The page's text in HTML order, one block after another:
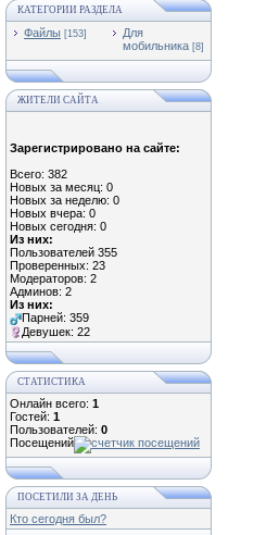
КАТЕГОРИИ РАЗДЕЛА
Файлы [153]
Для
мобильника [8]
ЖИТЕЛИ САЙТА
Зарегистрировано на сайте:
Всего: 382
Новых за месяц: 0
Новых за неделю: 0
Новых вчера: 0
Новых сегодня: 0
Из них:
Пользователей 355
Проверенных: 23
Модераторов: 2
Админов: 2
Из них:
Парней: 359
Девушек: 22
СТАТИСТИКА
Онлайн всего: 1
Гостей: 1
Пользователей: 0
Посещений
ПОСЕТИЛИ ЗА ДЕНЬ
Кто сегодня был?